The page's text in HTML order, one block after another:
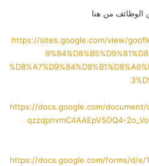
الوظائف من هنا
https://sites.google.com/view/
https://docs.google.com/document/
qzzqpnvmC4AAEpV5OQ4-
https://docs.google.com/forms/d/e/